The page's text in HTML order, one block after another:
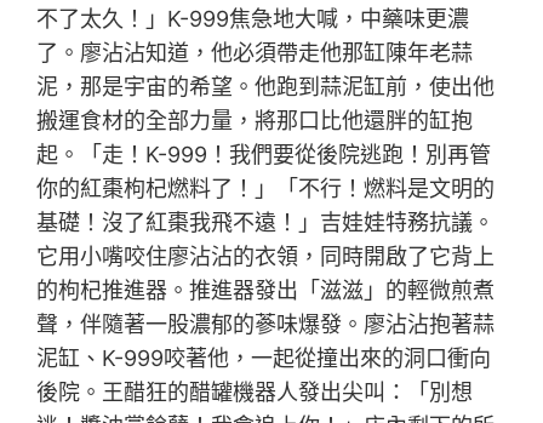
不了太久！」K-999焦急地大喊，中藥味更濃
了。廖沾沾知道，他必須帶走他那缸陳年老蒜
泥，那是宇宙的希望。他跑到蒜泥缸前，使出他
搬運食材的全部力量，將那口比他還胖的缸抱
起。「走！K-999！我們要從後院逃跑！別再管
你的紅棗枸杞燃料了！」「不行！燃料是文明的
基礎！沒了紅棗我飛不遠！」吉娃娃特務抗議。
它用小嘴咬住廖沾沾的衣領，同時開啟了它背上
的枸杞推進器。推進器發出「滋滋」的輕微煎煮
聲，伴隨著一股濃郁的蔘味爆發。廖沾沾抱著蒜
泥缸、K-999咬著他，一起從撞出來的洞口衝向
後院。王醋狂的醋罐機器人發出尖叫：「別想